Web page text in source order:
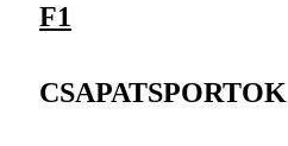
F1
CSAPATSPORTOK